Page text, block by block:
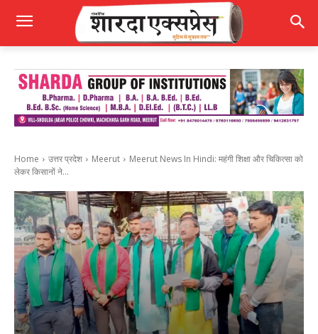
Home उत्तर प्रदेश Meerut
Meerut News In Hindi: महंगी शिक्षा और चिकित्सा को
लेकर किसानों ने...